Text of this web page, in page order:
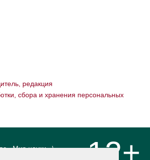
редакция
сбора и хранения персональных
«Мир науки» \
12+